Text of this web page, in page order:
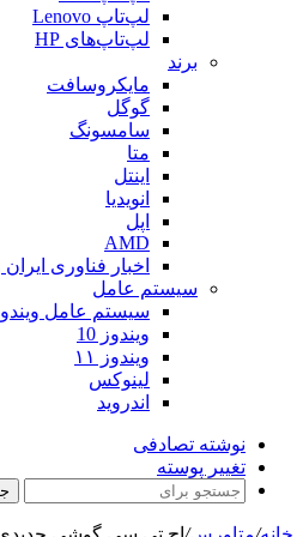
لپ‌تاپ Lenovo
لپ‌تاپ‌های HP
برند
مایکروسافت
گوگل
سامسونگ
متا
اینتل
انویدیا
اپل
AMD
اخبار فناوری
سیستم عامل
سیستم عامل
ویندوز 10
ویندوز ۱۱
لینوکس
اندروید
نوشته تصادفی
تغییر پوسته